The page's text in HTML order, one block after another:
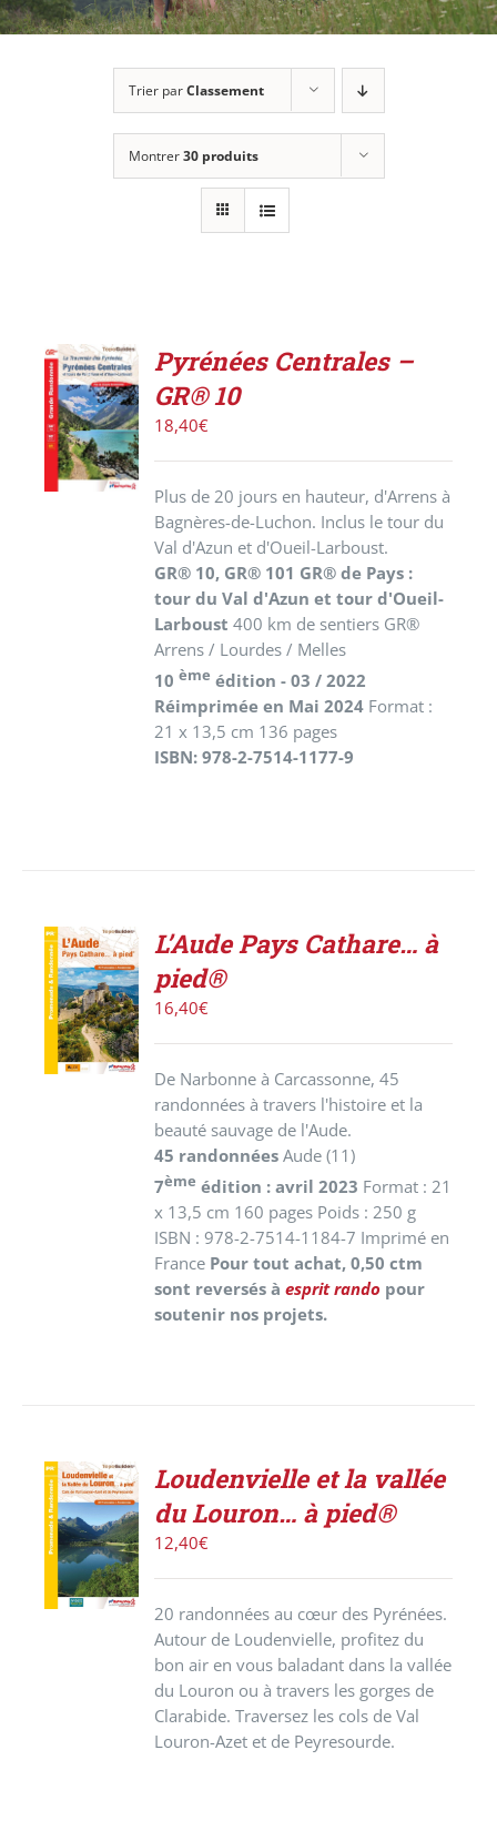
Trier parClassement
Montrer30 produits
AJOUTER
AU
PANIER
/
DÉTAILS
Pyrénées Centrales –
GR® 10
18,40€
Plus de 20 jours en hauteur, d'Arrens à
Bagnères-de-Luchon. Inclus le tour du
Val d'Azun et d'Oueil-Larboust.
GR® 10, GR® 101 GR® de Pays :
tour du Val d'Azun et tour d'Oueil-
Larboust 400 km de sentiers GR®
Arrens / Lourdes / Melles
10ème édition - 03 / 2022
Réimprimée en Mai 2024 Format :
21 x 13,5 cm 136 pages
ISBN: 978-2-7514-1177-9
AJOUTER
AU
PANIER
/
DÉTAILS
L’Aude Pays Cathare… à
pied®
16,40€
De Narbonne à Carcassonne, 45
randonnées à travers l'histoire et la
beauté sauvage de l'Aude.
45 randonnées Aude (11)
7ème édition : avril 2023 Format : 21
x 13,5 cm 160 pages Poids : 250 g
ISBN : 978-2-7514-1184-7 Imprimé en
France Pour tout achat, 0,50 ctm
sont reversés àesprit rando pour
soutenir nos projets.
ACHETER
LE
PRODUIT
/
DÉTAILS
Loudenvielle et la vallée
du Louron… à pied®
12,40€
20 randonnées au cœur des Pyrénées.
Autour de Loudenvielle, profitez du
bon air en vous baladant dans la vallée
du Louron ou à travers les gorges de
Clarabide. Traversez les cols de Val
Louron-Azet et de Peyresourde.